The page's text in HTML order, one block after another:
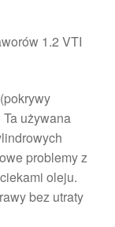
1.2 VTI
używana
problemy z
oleju.
bez utraty